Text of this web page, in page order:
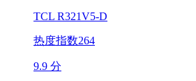
TCL R321V5-D
热度指数264
9.9 分